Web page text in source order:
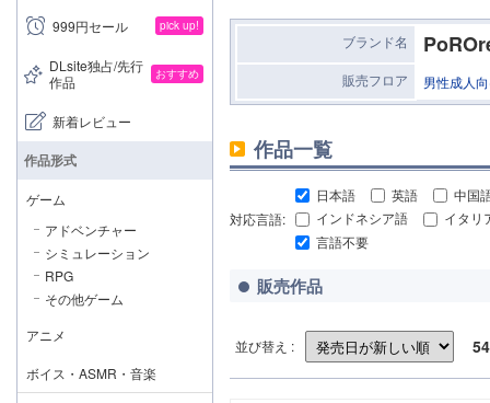
ブランド名
販売フロア 男性成人
作品一覧
対応言語:
日本語 英語
中国
インドネシア語
イタリ
言語不要
販売作品
並び替え :
999円セール pick up!
DLsite独占/先行
作品
おすすめ
新着レビュー
作品形式
ゲーム
アドベンチャー
シミュレーション
RPG
その他ゲーム
アニメ
ボイス・ASMR・音楽